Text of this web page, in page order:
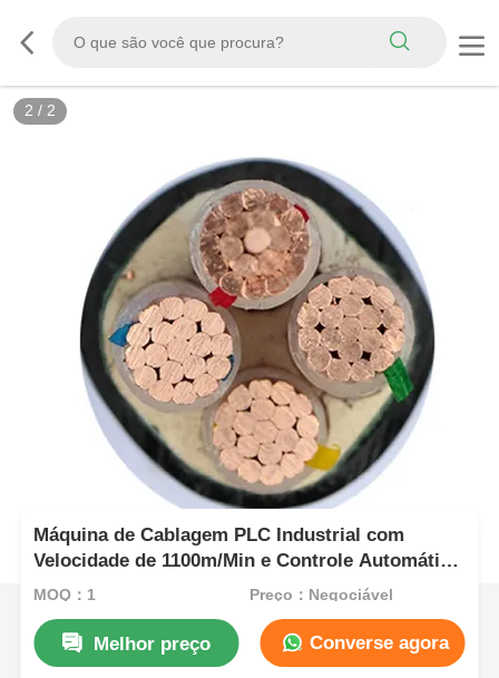
2 / 2
Máquina de Cablagem PLC Industrial com
Velocidade de 1100m/Min e Controle Automático
de Tensão
MOQ：1 Preço：Negociável
Melhor preço Converse agora